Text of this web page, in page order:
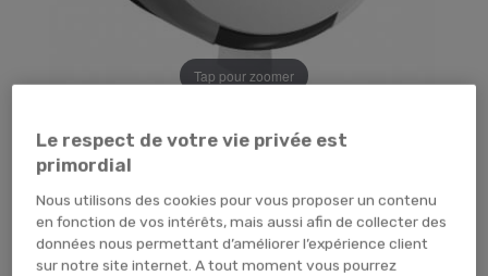
Tap pour zoomer
20,99 € TTC
PIECE (x1 unité)
AJOUTER AU PANIER
Le respect de votre vie privée est
primordial
Nous utilisons des cookies pour vous proposer un contenu
en fonction de vos intérêts, mais aussi afin de collecter des
données nous permettant d’améliorer l’expérience client
sur notre site internet. A tout moment vous pourrez